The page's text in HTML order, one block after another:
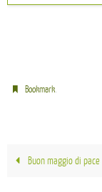
Bookmark.
Buon maggio di pace